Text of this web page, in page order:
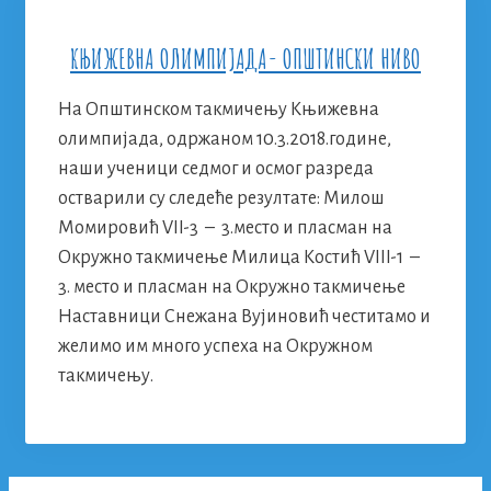
КЊИЖЕВНА ОЛИМПИЈАДА- ОПШТИНСКИ НИВО
На Општинском такмичењу Књижевна
олимпијада, одржаном 10.3.2018.године,
наши ученици седмог и осмог разреда
остварили су следеће резултате: Милош
Момировић VII-3 – 3.место и пласман на
Окружно такмичење Милица Костић VIII-1 –
3. место и пласман на Окружно такмичење
Наставници Снежана Вујиновић честитамо и
желимо им много успеха на Окружном
такмичењу.